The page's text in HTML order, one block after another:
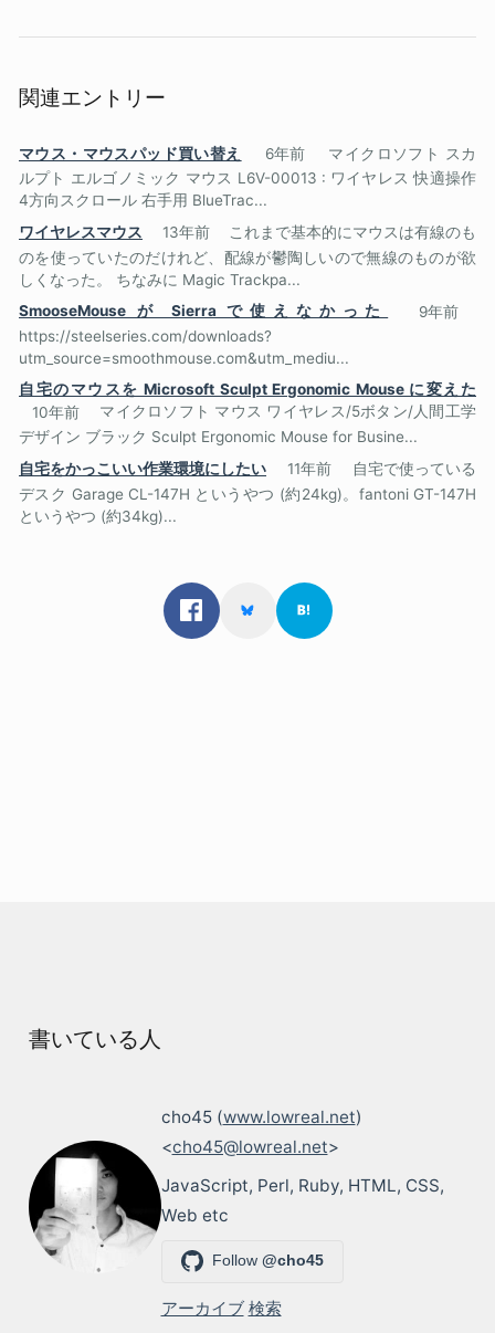
関連エントリー
マウス・マウスパッド買い替え 6年前
マイクロソフト スカ
ルプト エルゴノミック マウス L6V-00013 : ワイヤレス 快適操作
4方向スクロール 右手用 BlueTrac...
ワイヤレスマウス
13年前
これまで基本的にマウスは有線のも
のを使っていたのだけれど、配線が鬱陶しいので無線のものが欲
しくなった。 ちなみに Magic Trackpa...
SmooseMouse が Sierra で使えなかった
9年前
https://steelseries.com/downloads?
utm_source=smoothmouse.com&utm_mediu...
自宅のマウスを Microsoft Sculpt Ergonomic Mouse に変えた
10年前
マイクロソフト マウス ワイヤレス/5ボタン/人間工学
デザイン ブラック Sculpt Ergonomic Mouse for Busine...
自宅をかっこいい作業環境にしたい
11年前
自宅で使っている
デスク Garage CL-147H というやつ (約24kg)。fantoni GT-147H
というやつ (約34kg)...
書いている人
cho45 (www.lowreal.net)
<cho45@lowreal.net>
JavaScript, Perl, Ruby, HTML, CSS,
Web etc
Follow@cho45
アーカイブ 検索